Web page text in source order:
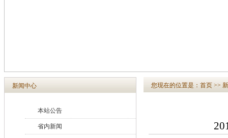
新闻中心
本站公告
省内新闻
您现在的位置是： 首页 >>